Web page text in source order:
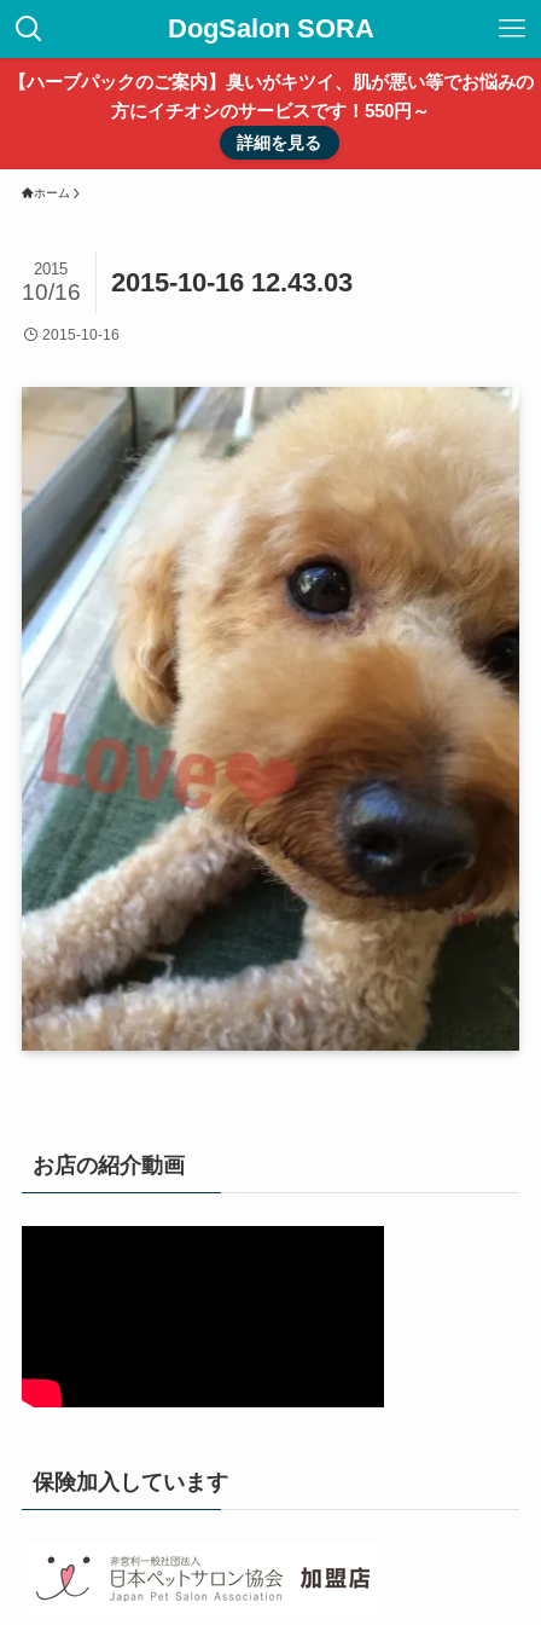
DogSalon SORA
【ハーブパックのご案内】臭いがキツイ、肌が悪い等でお悩みの
方にイチオシのサービスです！550円～
詳細を見る
ホーム
2015-10-16 12.43.03
2015
10/16
2015-10-16
お店の紹介動画
保険加入しています